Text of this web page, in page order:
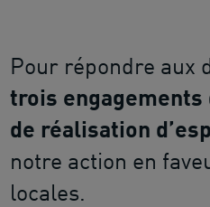
Pour répondre aux
trois engagements
de réalisation
notre action en
locales.